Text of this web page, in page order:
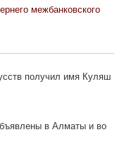
межбанковского
получил имя Куляш
в Алматы и во